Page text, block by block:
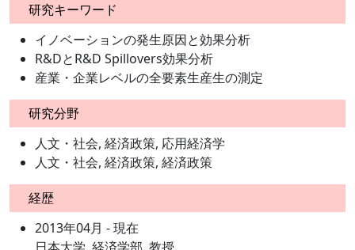
研究キーワード
イノベーションの発生原因と効果分析
R&DとR&D Spillovers効果分析
産業・企業レベルの全要素生産生の測定
研究分野
人文・社会, 経済政策, 応用経済学
人文・社会, 経済政策, 経済政策
経歴
2013年04月 - 現在